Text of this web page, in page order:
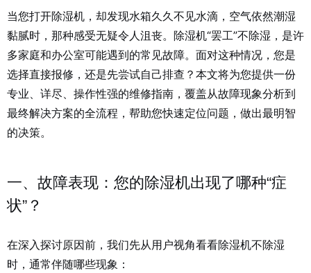
当您打开除湿机，却发现水箱久久不见水滴，空气依然潮湿
黏腻时，那种感受无疑令人沮丧。除湿机“罢工”不除湿，是许
多家庭和办公室可能遇到的常见故障。面对这种情况，您是
选择直接报修，还是先尝试自己排查？本文将为您提供一份
专业、详尽、操作性强的维修指南，覆盖从故障现象分析到
最终解决方案的全流程，帮助您快速定位问题，做出最明智
的决策。
一、故障表现：您的除湿机出现了哪种“症
状”？
在深入探讨原因前，我们先从用户视角看看除湿机不除湿
时，通常伴随哪些现象：